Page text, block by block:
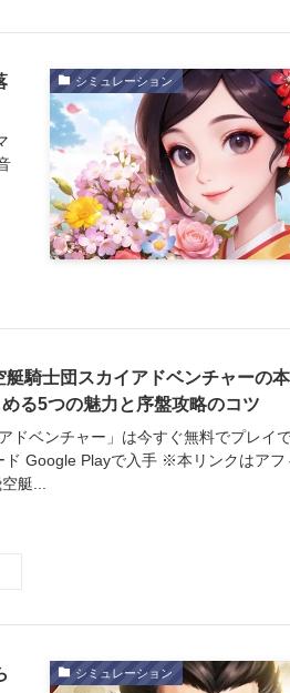
シミュレーション
艇騎士団スカイアドベンチャーの
る5つの魅力と序盤攻略のコツ
ドベンチャー」は今すぐ無料でプレイ
ド Google Playで入手 ※本リンクはアフ
艇...
シミュレーション